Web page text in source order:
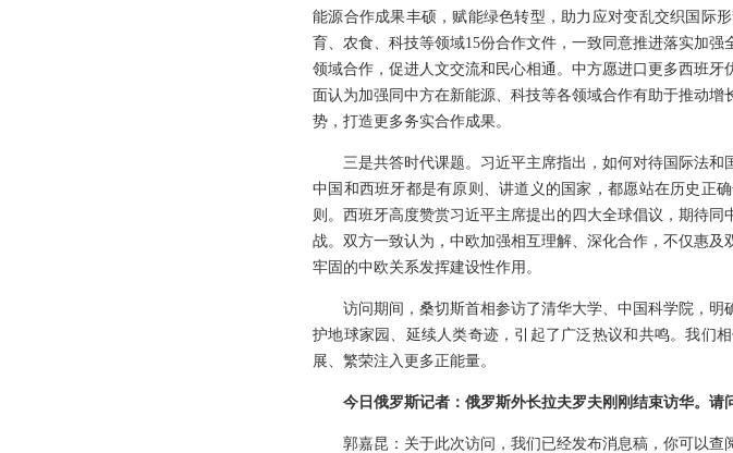
能源合作成果丰硕，赋能绿色转型，助力应对变乱交织国际
育、农食、科技等领域15份合作文件，一致同意推进落实加
领域合作，促进人文交流和民心相通。中方愿进口更多西班
面认为加强同中方在新能源、科技等各领域合作有助于推动
势，打造更多务实合作成果。
三是共答时代课题。习近平主席指出，如何对待国际法和
中国和西班牙都是有原则、讲道义的国家，都愿站在历史正
则。西班牙高度赞赏习近平主席提出的四大全球倡议，期待
战。双方一致认为，中欧加强相互理解、深化合作，不仅惠
牢固的中欧关系发挥建设性作用。
访问期间，桑切斯首相参访了清华大学、中国科学院，
护地球家园、延续人类奇迹，引起了广泛热议和共鸣。我们
展、繁荣注入更多正能量。
今日俄罗斯记者：俄罗斯外长拉夫罗夫刚刚结束访华。请
郭嘉昆：关于此次访问，我们已经发布消息稿，你可以